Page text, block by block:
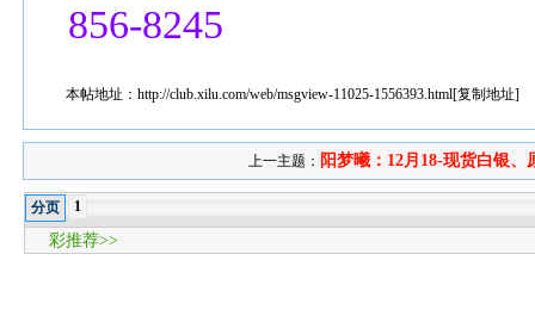
856-8245
本帖地址：http://club.xilu.com/web/msgview-11025-1556393.html[复制地址]
上一主题： 阳梦曦：12月18-现货白银、
分页 1
彩推荐>>